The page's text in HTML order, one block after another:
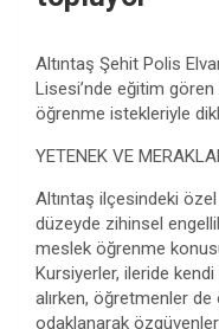
Altıntaş Şehit Polis
Lisesi’nde eğitim
öğrenme istekleriyle
YETENEK VE
Altıntaş ilçesindeki
düzeyde zihinsel
meslek öğrenme
Kursiyerler, ileride
alırken, öğretmenler
odaklanarak